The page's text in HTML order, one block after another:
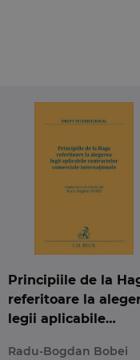
textelor
constitui
livresc din
am
(aparent)
de
Principiile de la
referitoare la
legii aplicabile
Radu-Bogdan Bobei